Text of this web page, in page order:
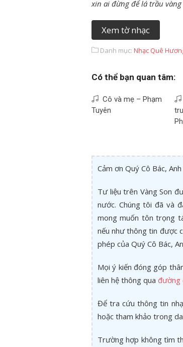
xin ai đừng để lá trầu vàng
Xem tờ nhạc
Danh mục: Nhạc Quê
Có thể bạn quan tâm:
Cô và mẹ – Phạm
Tuyên
Cảm ơn Quý Cô Bác,
Tư liệu trên Vàng Son
nước. Chúng tôi đã và
mong muốn tôn trọng
nếu như thông tin được
phép của Quý Cô Bác,
Mọi ý kiến đóng góp
liên hệ thông qua đường
Để tra cứu thông tin
hoặc tham khảo trong
Trường hợp không tìm